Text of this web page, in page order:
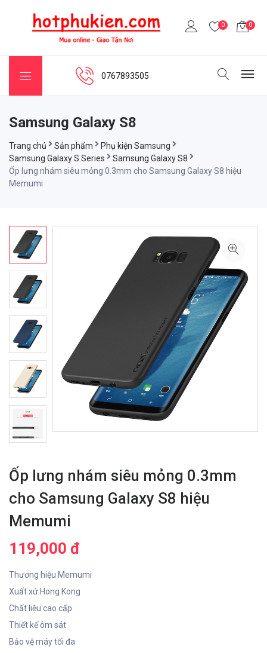
0 0
0767893505
Samsung Galaxy S8
Trang chủ Sản phẩm
Phụ kiện Samsung
Samsung Galaxy S Series
Samsung Galaxy S8
Ốp lưng nhám siêu mỏng 0.3mm cho Samsung Galaxy S8 hiệu
Memumi
Ốp lưng nhám siêu mỏng 0.3mm
cho Samsung Galaxy S8 hiệu
Memumi
119,000 đ
Thương hiệu Memumi
Xuất xứ Hong Kong
Chất liệu cao cấp
Thiết kế ôm sát
Bảo vệ máy tối đa